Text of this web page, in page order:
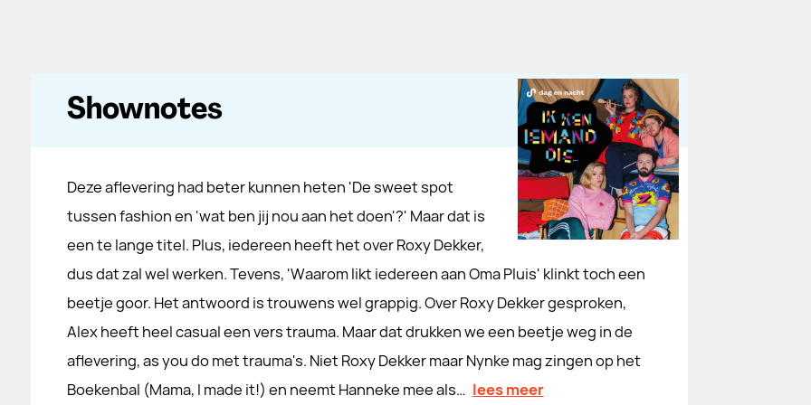
Shownotes
Deze aflevering had beter kunnen heten 'De sweet spot
tussen fashion en 'wat ben jij nou aan het doen'?' Maar dat is
een te lange titel. Plus, iedereen heeft het over Roxy Dekker,
dus dat zal wel werken. Tevens, 'Waarom likt iedereen aan Oma Pluis' klinkt toch een
beetje goor. Het antwoord is trouwens wel grappig. Over Roxy Dekker gesproken,
Alex heeft heel casual een vers trauma. Maar dat drukken we een beetje weg in de
aflevering, as you do met trauma's. Niet Roxy Dekker maar Nynke mag zingen op het
Boekenbal (Mama, I made it!) en neemt Hanneke mee als… lees meer